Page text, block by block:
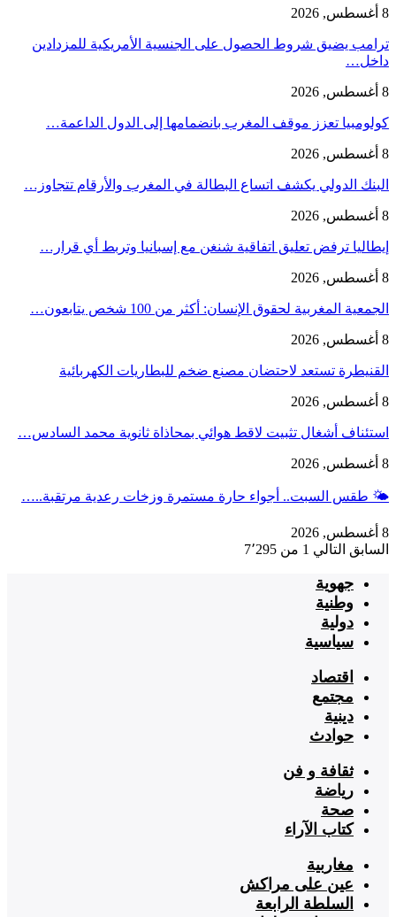
8 أغسطس, 2026
ترامب يضيق شروط الحصول على الجنسية الأمريكية للمزدادين
داخل…
8 أغسطس, 2026
كولومبيا تعزز موقف المغرب بانضمامها إلى الدول الداعمة…
8 أغسطس, 2026
البنك الدولي يكشف اتساع البطالة في المغرب والأرقام تتجاوز…
8 أغسطس, 2026
إيطاليا ترفض تعليق اتفاقية شنغن مع إسبانيا وتربط أي قرار…
8 أغسطس, 2026
الجمعية المغربية لحقوق الإنسان: أكثر من 100 شخص يتابعون…
8 أغسطس, 2026
القنيطرة تستعد لاحتضان مصنع ضخم للبطاريات الكهربائية
8 أغسطس, 2026
استئناف أشغال تثبيت لاقط هوائي بمحاذاة ثانوية محمد السادس…
8 أغسطس, 2026
🌤️ طقس السبت.. أجواء حارة مستمرة وزخات رعدية مرتقبة..…
8 أغسطس, 2026
السابق التالي 1 من 7٬295
جهوية
وطنية
دولية
سياسية
اقتصاد
مجتمع
دينية
حوادث
ثقافة و فن
رياضة
صحة
كتاب الآراء
مغاربية
عين على مراكش
السلطة الرابعة